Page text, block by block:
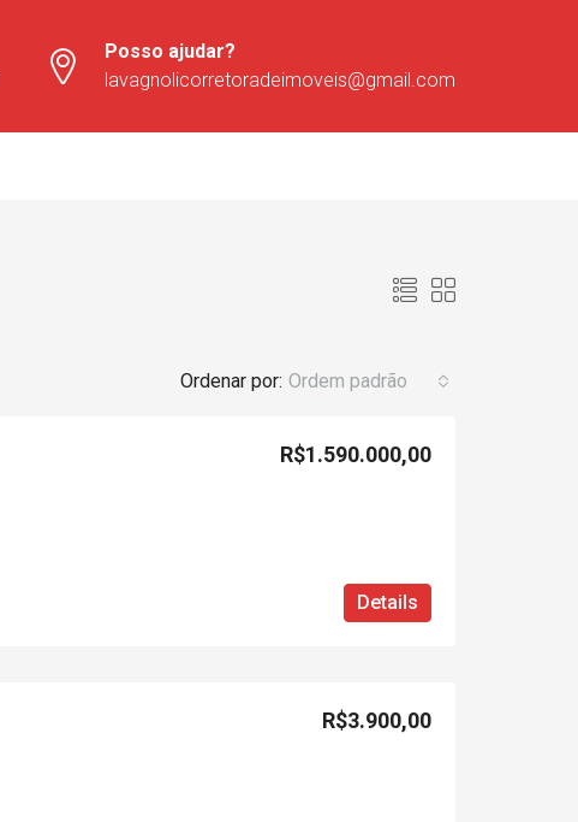
Posso ajudar?
lavagnolicorretoradeimoveis@gmail.com
Ordenar por: Ordem padrão
R$1.590.000,00
Details
R$3.900,00